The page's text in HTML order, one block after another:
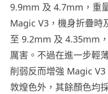
9.9mm 及 4.7mm，重
Magic V3，機身折疊時
至 9.2mm 及 4.35mm
厲害。不過在進一步輕
削弱反而增強 Magic
敦煌色外，其餘顏色均